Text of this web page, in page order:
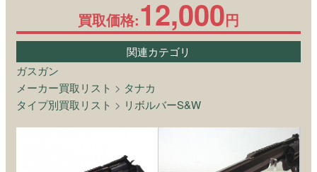
買取価格:12,000円
関連カテゴリ
ガスガン
メーカー買取リスト > タナカ
タイプ別買取リスト > リボルバーS&W